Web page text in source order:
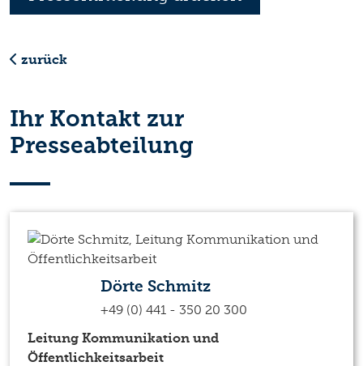
zurück
Ihr Kontakt zur
Presseabteilung
Dörte Schmitz
+49 (0) 441 - 350 20 300
Leitung Kommunikation und
Öffentlichkeitsarbeit